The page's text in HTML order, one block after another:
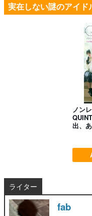
実在しない謎のアイド
ノン
出、
ライター
fab